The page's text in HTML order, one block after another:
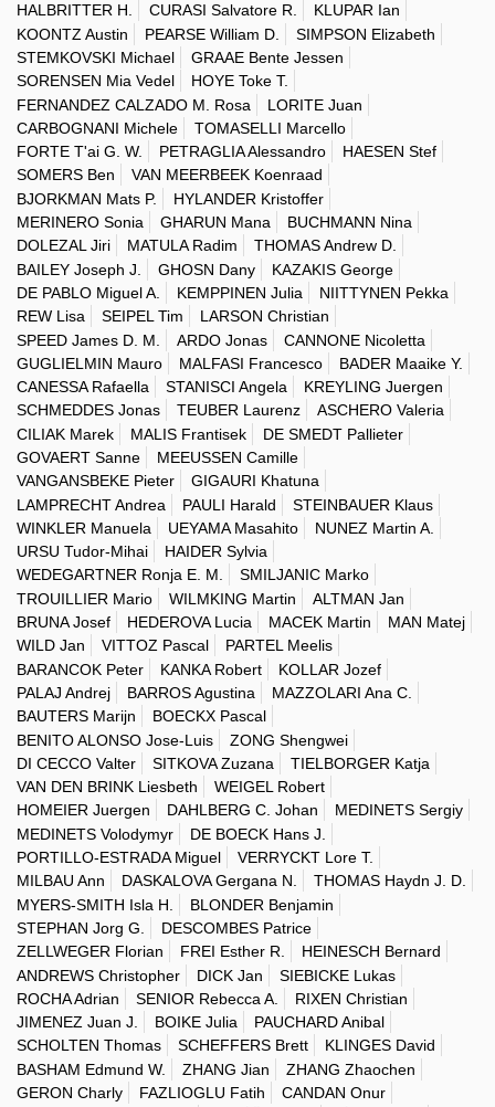
HALBRITTER H.
CURASI Salvatore R.
KLUPAR Ian
KOONTZ Austin
PEARSE William D.
SIMPSON Elizabeth
STEMKOVSKI Michael
GRAAE Bente Jessen
SORENSEN Mia Vedel
HOYE Toke T.
FERNANDEZ CALZADO M. Rosa
LORITE Juan
CARBOGNANI Michele
TOMASELLI Marcello
FORTE T'ai G. W.
PETRAGLIA Alessandro
HAESEN Stef
SOMERS Ben
VAN MEERBEEK Koenraad
BJORKMAN Mats P.
HYLANDER Kristoffer
MERINERO Sonia
GHARUN Mana
BUCHMANN Nina
DOLEZAL Jiri
MATULA Radim
THOMAS Andrew D.
BAILEY Joseph J.
GHOSN Dany
KAZAKIS George
DE PABLO Miguel A.
KEMPPINEN Julia
NIITTYNEN Pekka
REW Lisa
SEIPEL Tim
LARSON Christian
SPEED James D. M.
ARDO Jonas
CANNONE Nicoletta
GUGLIELMIN Mauro
MALFASI Francesco
BADER Maaike Y.
CANESSA Rafaella
STANISCI Angela
KREYLING Juergen
SCHMEDDES Jonas
TEUBER Laurenz
ASCHERO Valeria
CILIAK Marek
MALIS Frantisek
DE SMEDT Pallieter
GOVAERT Sanne
MEEUSSEN Camille
VANGANSBEKE Pieter
GIGAURI Khatuna
LAMPRECHT Andrea
PAULI Harald
STEINBAUER Klaus
WINKLER Manuela
UEYAMA Masahito
NUNEZ Martin A.
URSU Tudor-Mihai
HAIDER Sylvia
WEDEGARTNER Ronja E. M.
SMILJANIC Marko
TROUILLIER Mario
WILMKING Martin
ALTMAN Jan
BRUNA Josef
HEDEROVA Lucia MACEK Martin
MAN Matej
WILD Jan
VITTOZ Pascal
PARTEL Meelis
BARANCOK Peter
KANKA Robert
KOLLAR Jozef
PALAJ Andrej
BARROS Agustina
MAZZOLARI Ana C.
BAUTERS Marijn
BOECKX Pascal
BENITO ALONSO Jose-Luis
ZONG Shengwei
DI CECCO Valter
SITKOVA Zuzana
TIELBORGER Katja
VAN DEN BRINK Liesbeth
WEIGEL Robert
HOMEIER Juergen
DAHLBERG C. Johan
MEDINETS Sergiy
MEDINETS Volodymyr
DE BOECK Hans J.
PORTILLO-ESTRADA Miguel
VERRYCKT Lore T.
MILBAU Ann
DASKALOVA Gergana N.
THOMAS Haydn J. D.
MYERS-SMITH Isla H.
BLONDER Benjamin
STEPHAN Jorg G.
DESCOMBES Patrice
ZELLWEGER Florian
FREI Esther R.
HEINESCH Bernard
ANDREWS Christopher
DICK Jan
SIEBICKE Lukas
ROCHA Adrian
SENIOR Rebecca A.
RIXEN Christian
JIMENEZ Juan J.
BOIKE Julia
PAUCHARD Anibal
SCHOLTEN Thomas
SCHEFFERS Brett
KLINGES David
BASHAM Edmund W.
ZHANG Jian
ZHANG Zhaochen
GERON Charly
FAZLIOGLU Fatih
CANDAN Onur